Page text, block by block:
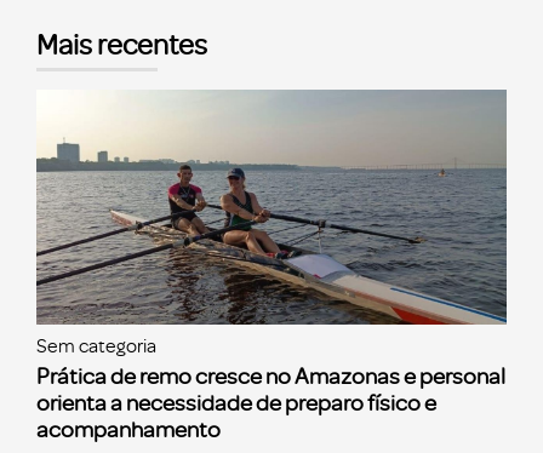
Mais recentes
Sem categoria
Prática de remo cresce no Amazonas e personal
orienta a necessidade de preparo físico e
acompanhamento